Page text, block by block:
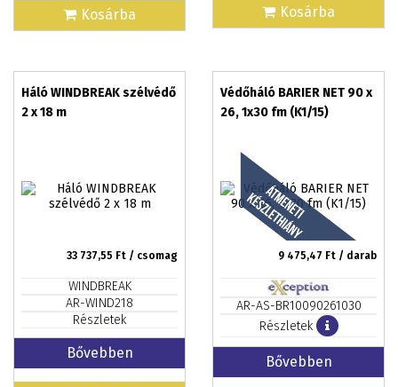
Kosárba Kosárba
Háló WINDBREAK szélvédő
2 x 18 m
33 737,55 Ft / csomag
WINDBREAK
AR-WIND218
Részletek
Bővebben
Védőháló BARIER NET 90 x
26, 1x30 fm (K1/15)
9 475,47 Ft / darab
AR-AS-BR10090261030
Részletek
Bővebben